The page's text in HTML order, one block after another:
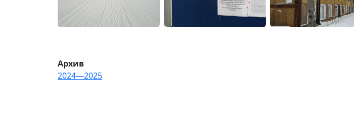
Архив
2024—2025